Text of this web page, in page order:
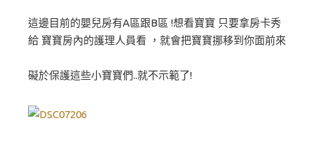
這邊目前的嬰兒房有A區跟B區 !想看寶寶 只要拿房卡秀
給 寶寶房內的護理人員看 ，就會把寶寶挪移到你面前來
礙於保護這些小寶寶們..就不示範了!